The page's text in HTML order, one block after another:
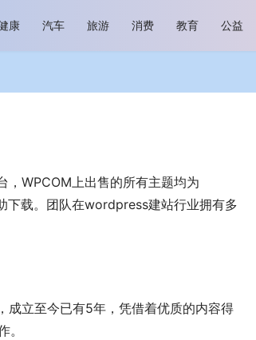
康 汽车 旅游 消费 教育 公益
，WPCOM上出售的所有主题均为
下载。团队在wordpress建站行业拥有多
立至今已有5年，凭借着优质的内容得
而
助力全谷物民族品牌高质量发展 燕谷坊亮相